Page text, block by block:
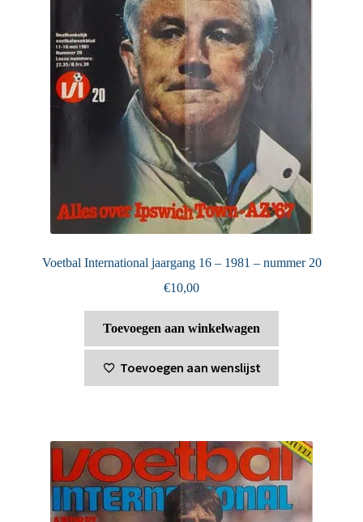
Contact
Voetbal International jaargang 16 – 1981 – nummer 20
€10,00
Toevoegen aan winkelwagen
Toevoegen aan wenslijst